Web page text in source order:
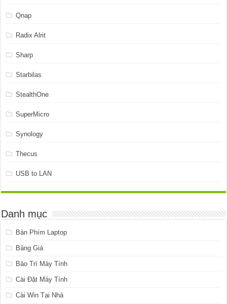
Qnap
Radix Alrit
Sharp
Starbilas
StealthOne
SuperMicro
Synology
Thecus
USB to LAN
Danh mục
Bàn Phím Laptop
Bảng Giá
Bảo Trì Máy Tính
Cài Đặt Máy Tính
Cài Win Tại Nhà